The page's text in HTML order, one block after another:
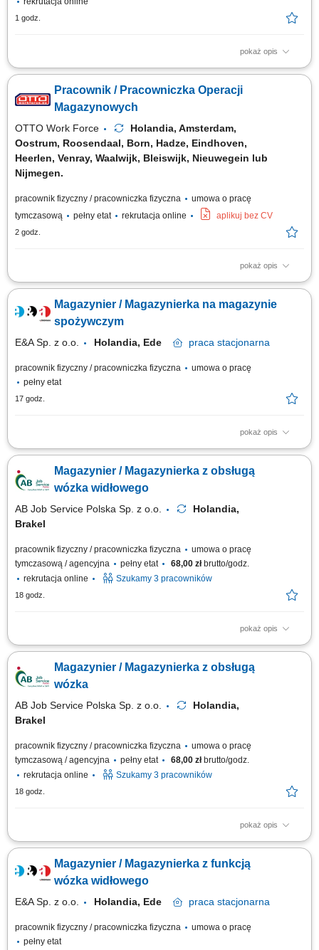
1 godz.
pokaż opis
Nasz Klient to to nowoczesna firma logistyczna z siedzibą w Oosterhout
łańcuchem dostaw na terenie Europy. Firma koncentruje się na spedycji i
logistyce intermodalnej, łącząc transport drogowy z innymi formami
Pracownik / Pracowniczka Operacji
Magazynowych
OTTO Work Force
Holandia, Amsterdam,
Oostrum, Roosendaal, Born, Hadze, Eindhoven,
Heerlen, Venray, Waalwijk, Bleiswijk, Nieuwegein lub
Nijmegen.
pracownik fizyczny / pracowniczka fizyczna
umowa o pracę
tymczasową
pełny etat rekrutacja online aplikuj bez CV
2 godz.
pokaż opis
Opis stanowiska: Kompletowanie zamówień przy wykorzystaniu
wysyłki oraz kontrola poprawności zamówień. Załadunek, rozładunek i
rozmieszczanie produktów w wyznaczonych strefach magazynu. Obsługa
Magazynier / Magazynierka na magazynie
spożywczym
E&A Sp. z o.o. Holandia, Ede praca stacjonarna
pracownik fizyczny / pracowniczka fizyczna
umowa o pracę
pełny etat
17 godz.
pokaż opis
Zakres obowiązków: zbieranie zamówień za pomocą zestawu
odpowiedniego klienta; rozładunek i załadunek towaru; sortowanie i
kontrola jakości; Wymagania: doświadczenie w magazynach
Magazynier / Magazynierka z obsługą
wózka widłowego
AB Job Service Polska Sp. z o.o.
Holandia,
Brakel
pracownik fizyczny / pracowniczka fizyczna
umowa o pracę
tymczasową / agencyjna
pełny etat 68,00 złbrutto/godz.
rekrutacja online
Szukamy 3 pracowników
18 godz.
pokaż opis
Zadania: Obsługa wózka widłowego przy pracach załadunkowych i
produkcyjnej; Rejestracja stany magazynowych i lokalizacji materiałów w
systemie ERP; Przygotowanie towaru do wysyłki na podstawie list
Magazynier / Magazynierka z obsługą
wózka
AB Job Service Polska Sp. z o.o.
Holandia,
Brakel
pracownik fizyczny / pracowniczka fizyczna
umowa o pracę
tymczasową / agencyjna
pełny etat 68,00 złbrutto/godz.
rekrutacja online
Szukamy 3 pracowników
18 godz.
pokaż opis
Obowiązki: Załadunek, rozładunek oraz transport wewnętrzny surowców
bag; Ewidencjonowanie ruchu towarów i ich lokalizacji w systemie ERP;
Oznaczanie skrzyń i prowadzenie bieżącej dokumentacji magazynowej;...
Magazynier / Magazynierka z funkcją
wózka widłowego
E&A Sp. z o.o. Holandia, Ede praca stacjonarna
pracownik fizyczny / pracowniczka fizyczna
umowa o pracę
pełny etat